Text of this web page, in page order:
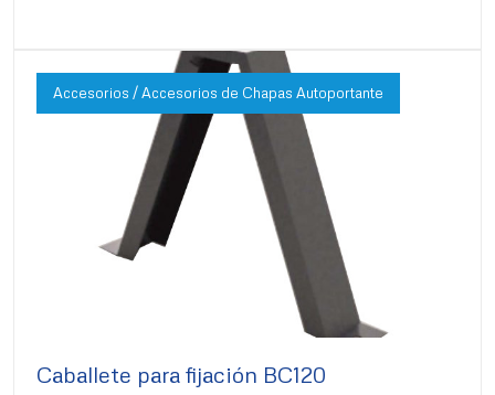
Accesorios / Accesorios de Chapas Autoportante
Caballete para fijación BC120